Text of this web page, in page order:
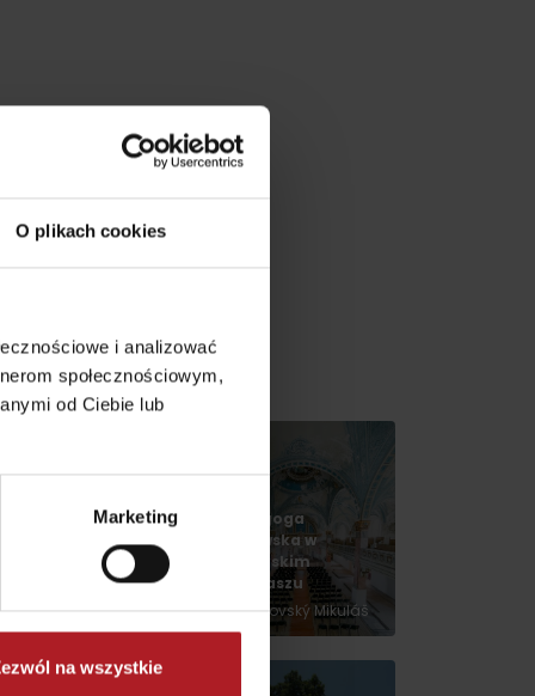
O plikach cookies
i analizować
społecznościowym,
od Ciebie lub
Marketing
na wszystkie
gh blízkosti:
Rumanský art
Liptovský Mikuláš
Synagoga
żydowska w
Liptovskim
Mikulaszu
Liptovský Mikuláš